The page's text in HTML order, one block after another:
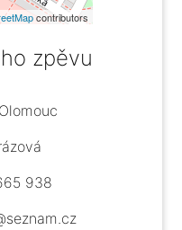
contributors
zpěvu
938